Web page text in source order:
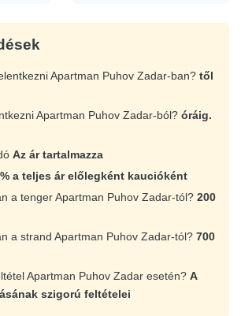
and much more including the famous
Old Town and are very reasonably priced.
the apartment is a beautiful marina and
beach which is stony, but the water is
is cafe bar Marex which sits right on the
place to have a cheap G & T, watch the
boats going in and out of Zadar. We truly
stay in apartment Puhov and would highly
destination.
Apartman Puhov Zadar-ban? től
Apartman Puhov Zadar-ból? óráig.
Az ár tartalmazza
a teljes ár előlegként kaucióként
a tenger Apartman Puhov Zadar-tól? 200
a strand Apartman Puhov Zadar-tól? 700
Apartman Puhov Zadar esetén? A
szigorú feltételei